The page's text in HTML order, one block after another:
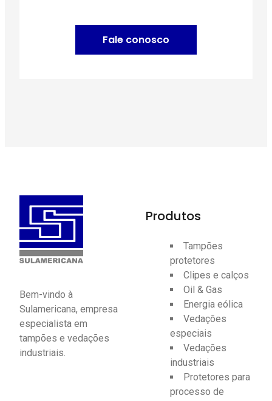
Fale conosco
Bem-vindo à
Sulamericana, empresa
especialista em
tampões e vedações
industriais.
Produtos
Tampões
protetores
Clipes e calços
Oil & Gas
Energia eólica
Vedações
especiais
Vedações
industriais
Protetores para
processo de